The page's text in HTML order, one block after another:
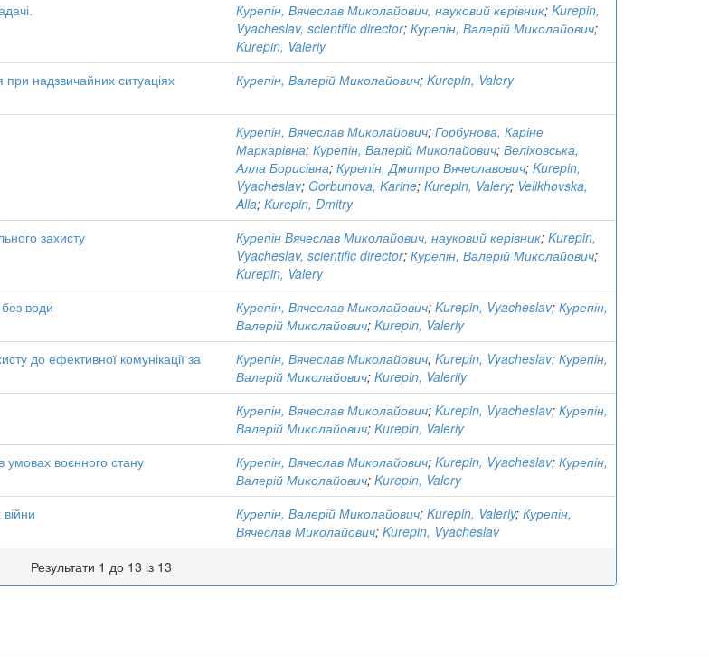
Курепін, Вячеслав Миколайович, науковий керівник; Kurepin,
Vyacheslav, scientific director; Курепін, Валерій Миколайович;
Kurepin, Valeriy
надзвичайних ситуаціях
Курепін, Валерій Миколайович; Kurepin, Valery
Курепін, Вячеслав Миколайович; Горбунова, Каріне
Маркарівна; Курепін, Валерій Миколайович; Веліховська,
Алла Борисівна; Курепін, Дмитро Вячеславович; Kurepin,
Vyacheslav; Gorbunova, Karine; Kurepin, Valery; Velikhovska,
Alla; Kurepin, Dmitry
захисту Курепін Вячеслав Миколайович, науковий керівник; Kurepin,
Vyacheslav, scientific director; Курепін, Валерій Миколайович;
Kurepin, Valery
води Курепін, Вячеслав Миколайович; Kurepin, Vyacheslav; Курепін,
Валерій Миколайович; Kurepin, Valeriy
до ефективної комунікації за
Курепін, Вячеслав Миколайович; Kurepin, Vyacheslav; Курепін,
Валерій Миколайович; Kurepin, Valeriiy
Курепін, Вячеслав Миколайович; Kurepin, Vyacheslav; Курепін,
Валерій Миколайович; Kurepin, Valeriy
умовах воєнного стану Курепін, Вячеслав Миколайович; Kurepin, Vyacheslav; Курепін,
Валерій Миколайович; Kurepin, Valery
Курепін, Валерій Миколайович; Kurepin, Valeriy; Курепін,
Вячеслав Миколайович; Kurepin, Vyacheslav
Результати 1 до 13 із 13